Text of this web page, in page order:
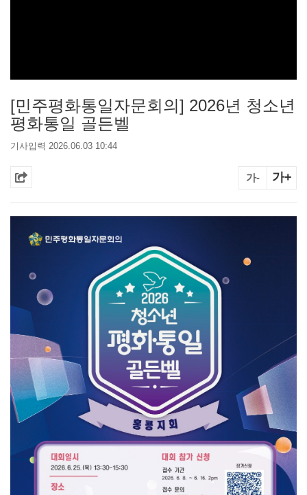
[민주평화통일자문회의] 2026년 청소년
평화통일 골든벨
기사입력 2026.06.03 10:44
가- 가+